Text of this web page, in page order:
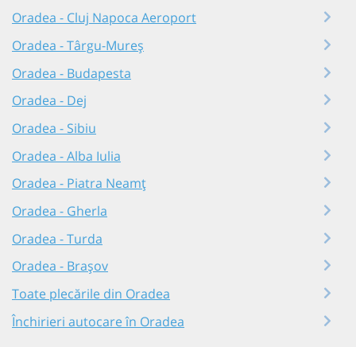
Oradea - Cluj Napoca Aeroport
Oradea - Târgu-Mureș
Oradea - Budapesta
Oradea - Dej
Oradea - Sibiu
Oradea - Alba Iulia
Oradea - Piatra Neamț
Oradea - Gherla
Oradea - Turda
Oradea - Brașov
Toate plecările din Oradea
Închirieri autocare în Oradea